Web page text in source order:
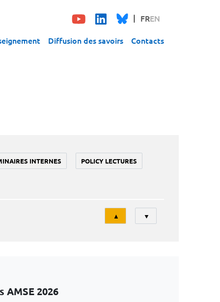
FREN
Diffusion des savoirs Contacts
INTERNES POLICY LECTURES
Tri
▲ ▼
2026